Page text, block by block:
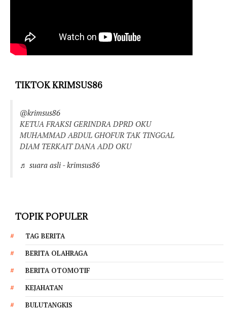
TIKTOK KRIMSUS86
@krimsus86
KETUA FRAKSI GERINDRA DPRD OKU
MUHAMMAD ABDUL GHOFUR TAK TINGGAL
DIAM TERKAIT DANA ADD OKU
♬ suara asli - krimsus86
TOPIK POPULER
TAG BERITA
BERITA OLAHRAGA
BERITA OTOMOTIF
KEJAHATAN
BULUTANGKIS